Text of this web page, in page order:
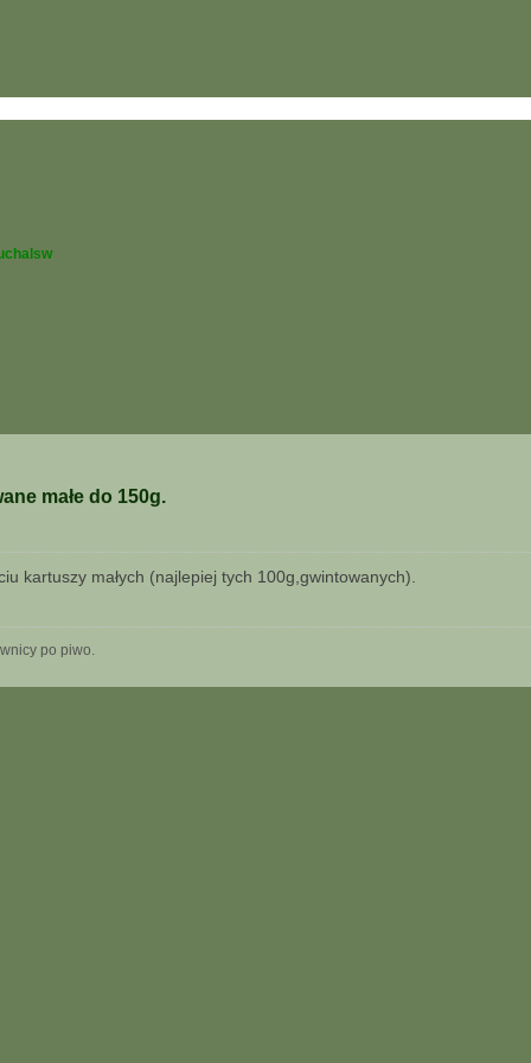
małe do 150g.
kartuszy małych (najlepiej tych 100g,gwintowanych).
po piwo.